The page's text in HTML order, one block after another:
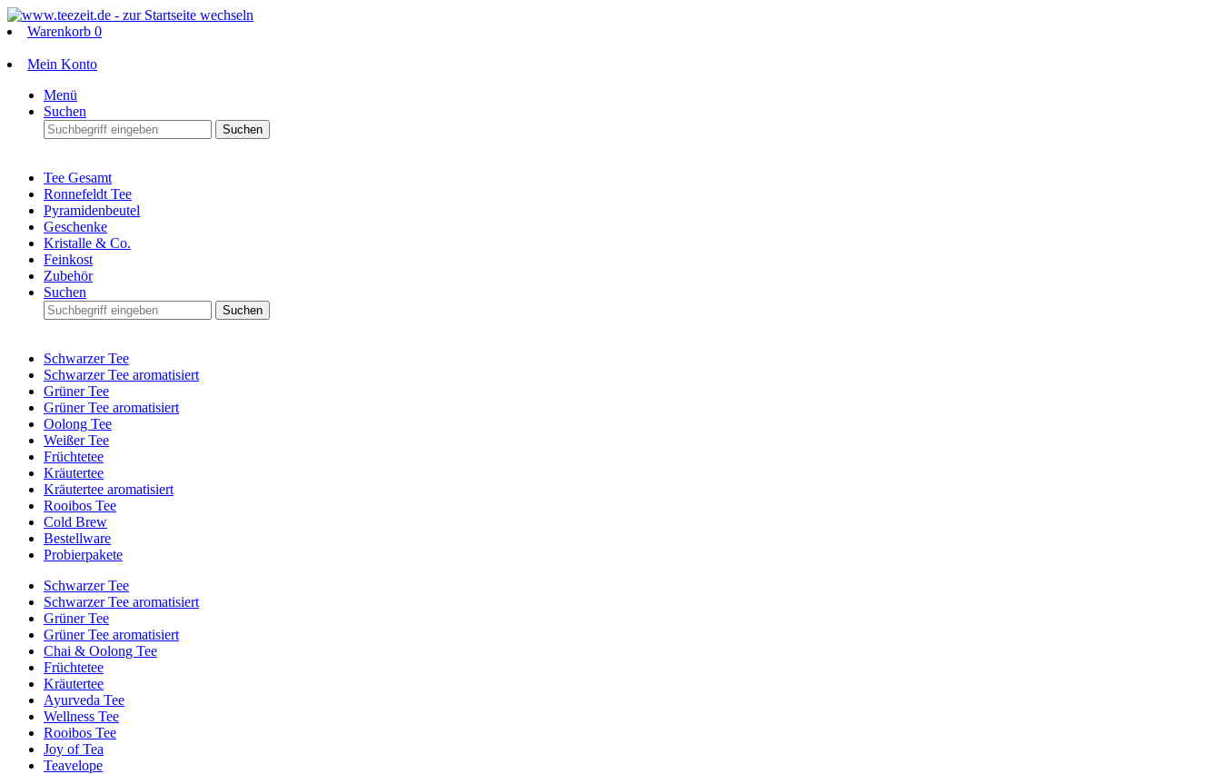
Warenkorb 0
Mein Konto
Menü
Suchen
Suchen
Tee Gesamt
Ronnefeldt Tee
Pyramidenbeutel
Geschenke
Kristalle & Co.
Feinkost
Zubehör
Suchen
Suchen
Schwarzer Tee
Schwarzer Tee aromatisiert
Grüner Tee
Grüner Tee aromatisiert
Oolong Tee
Weißer Tee
Früchtetee
Kräutertee
Kräutertee aromatisiert
Rooibos Tee
Cold Brew
Bestellware
Probierpakete
Schwarzer Tee
Schwarzer Tee aromatisiert
Grüner Tee
Grüner Tee aromatisiert
Chai & Oolong Tee
Früchtetee
Kräutertee
Ayurveda Tee
Wellness Tee
Rooibos Tee
Joy of Tea
Teavelope